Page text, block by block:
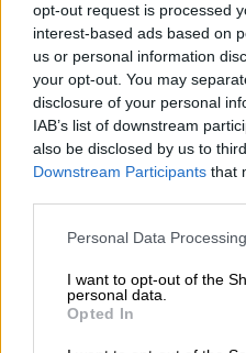
opt-out request is processed
interest-based ads based on
us or personal information
your opt-out. You may
disclosure of your personal
IAB’s list of downstream
also be disclosed by us to
Downstream Participants that
Please note that this website/
not limited to your visit or
grant or deny consent to
use your data for below
consent section.
Personal Data
I want to opt-out of the
personal data.
Opted In
φάσης
Συμπληρώθηκαν οι
συμμετάσχουν στο